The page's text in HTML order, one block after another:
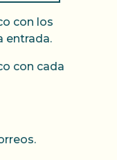
con los
entrada.
con cada